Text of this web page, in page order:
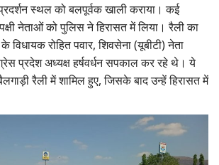
स्थल को बलपूर्वक खाली कराया। कई
नेताओं को पुलिस ने हिरासत में लिया। रैली का
विधायक रोहित पवार, शिवसेना (यूबीटी) नेता
प्रदेश अध्यक्ष हर्षवर्धन सपकाल कर रहे थे। ये
रैली में शामिल हुए, जिसके बाद उन्हें हिरासत में